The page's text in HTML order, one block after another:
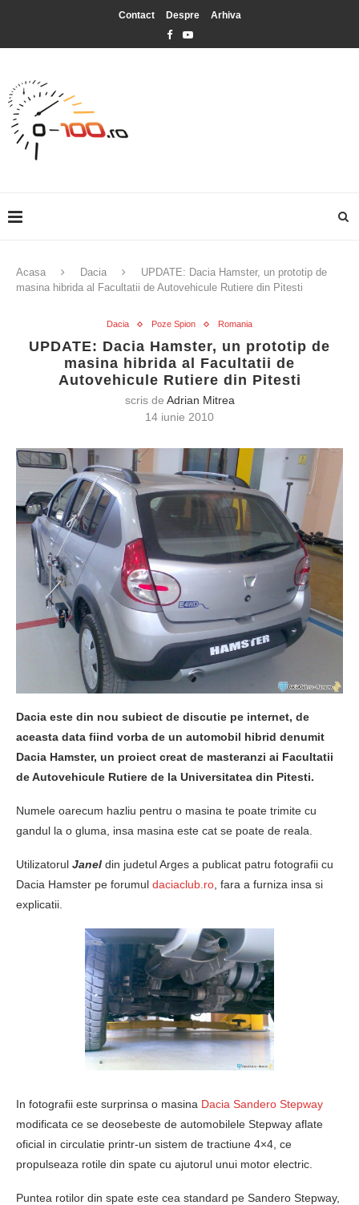
Contact Despre Arhiva
Acasa Dacia
UPDATE: Dacia Hamster, un prototip de
masina hibrida al Facultatii de Autovehicule Rutiere din Pitesti
Dacia Poze Spion Romania
UPDATE: Dacia Hamster, un prototip de
masina hibrida al Facultatii de
Autovehicule Rutiere din Pitesti
scris de Adrian Mitrea
14 iunie 2010
Dacia este din nou subiect de discutie pe internet, de
aceasta data fiind vorba de un automobil hibrid denumit
Dacia Hamster, un proiect creat de masteranzi ai Facultatii
de Autovehicule Rutiere de la Universitatea din Pitesti.
Numele oarecum hazliu pentru o masina te poate trimite cu
gandul la o gluma, insa masina este cat se poate de reala.
Utilizatorul Janel din judetul Arges a publicat patru fotografii cu
Dacia Hamster pe forumul daciaclub.ro , fara a furniza insa si
explicatii.
In fotografii este surprinsa o masina Dacia Sandero Stepway
modificata ce se deosebeste de automobilele Stepway aflate
oficial in circulatie printr-un sistem de tractiune 4×4, ce
propulseaza rotile din spate cu ajutorul unui motor electric.
Puntea rotilor din spate este cea standard pe Sandero Stepway,